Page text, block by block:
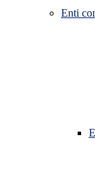
Enti